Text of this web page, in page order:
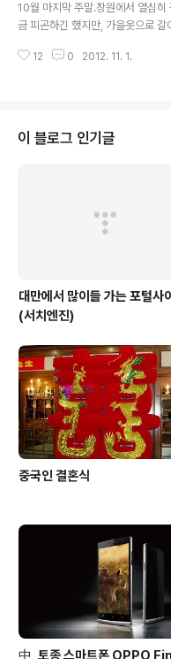
10월 마지막 주말.창원에서 열심히
금 피곤하긴 했지만, 가을옷으로 갈
구 옆에는 은행나무가 참 이쁩니다.
고 오랫만에 왕따나무가 있는 이곳
확을 하고, 텅 비어있네요.산책로에
가을하면 파란하늘과 억새가 생각
억새가 하는말 :' 가을 느낌 나?' 라
요. * 가을엔 어디론가 떠나고 싶
떠나고 싶습니다 이 가을이 떠나..
12 0 2012. 11. 1.
이 블로그 인기글
대만에서 많이들 가는 포털사
(서치엔진)
중국인 결혼식
中, 토종 스마트폰 OPPO